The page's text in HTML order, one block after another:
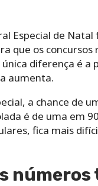
Especial de Natal
que os concursos
diferença é a
aumenta.
a chance de
é de uma em
fica mais
números